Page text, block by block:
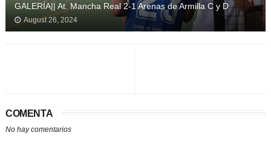
GALERÍA|| At. Mancha Real 2-1 Arenas de Armilla C y D
August 26, 2024
COMENTA
No hay comentarios